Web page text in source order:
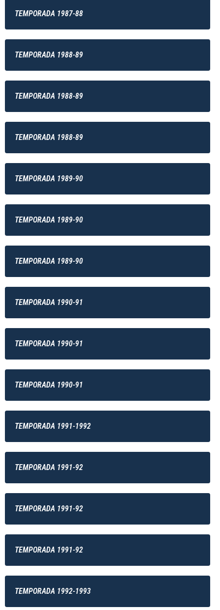
TEMPORADA 1987-88
TEMPORADA 1988-89
TEMPORADA 1988-89
TEMPORADA 1988-89
TEMPORADA 1989-90
TEMPORADA 1989-90
TEMPORADA 1989-90
TEMPORADA 1990-91
TEMPORADA 1990-91
TEMPORADA 1990-91
TEMPORADA 1991-1992
TEMPORADA 1991-92
TEMPORADA 1991-92
TEMPORADA 1991-92
TEMPORADA 1992-1993